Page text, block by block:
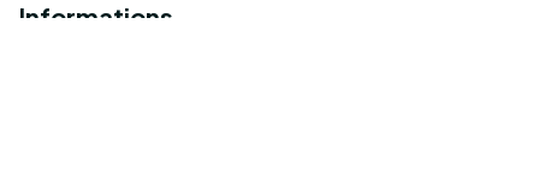
Informations